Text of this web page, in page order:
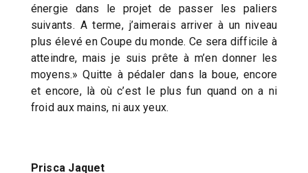
énergie dans le projet de passer les paliers
suivants. A terme, j’aimerais arriver à un niveau
plus élevé en Coupe du monde. Ce sera difficile à
atteindre, mais je suis prête à m’en donner les
moyens.» Quitte à pédaler dans la boue, encore
et encore, là où c’est le plus fun quand on a ni
froid aux mains, ni aux yeux.
Prisca Jaquet